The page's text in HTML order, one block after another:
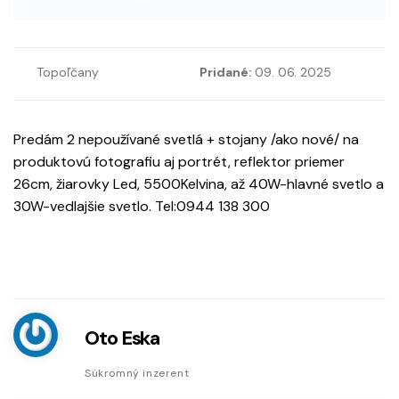
Topoľčany Pridané: 09. 06. 2025
Predám 2 nepoužívané svetlá + stojany /ako nové/ na
produktovú fotografiu aj portrét, reflektor priemer
26cm, žiarovky Led, 5500Kelvina, až 40W-hlavné svetlo a
30W-vedlajšie svetlo. Tel:0944 138 300
Oto Eska
Súkromný inzerent